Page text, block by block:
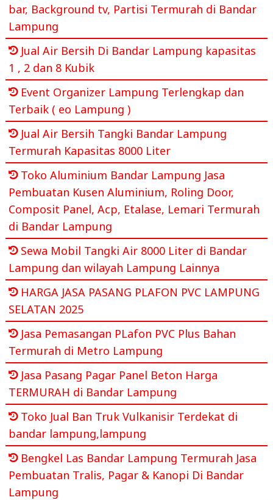
bar, Background tv, Partisi Termurah di Bandar
Lampung
Jual Air Bersih Di Bandar Lampung kapasitas
1 , 2 dan 8 Kubik
Event Organizer Lampung Terlengkap dan
Terbaik ( eo Lampung )
Jual Air Bersih Tangki Bandar Lampung
Termurah Kapasitas 8000 Liter
Toko Aluminium Bandar Lampung Jasa
Pembuatan Kusen Aluminium, Roling Door,
Composit Panel, Acp, Etalase, Lemari Termurah
di Bandar Lampung
Sewa Mobil Tangki Air 8000 Liter di Bandar
Lampung dan wilayah Lampung Lainnya
HARGA JASA PASANG PLAFON PVC LAMPUNG
SELATAN 2025
Jasa Pemasangan PLafon PVC Plus Bahan
Termurah di Metro Lampung
Jasa Pasang Pagar Panel Beton Harga
TERMURAH di Bandar Lampung
Toko Jual Ban Truk Vulkanisir Terdekat di
bandar lampung,lampung
Bengkel Las Bandar Lampung Termurah Jasa
Pembuatan Tralis, Pagar & Kanopi Di Bandar
Lampung